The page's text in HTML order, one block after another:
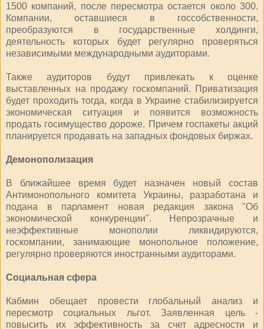
1500 компаний, после пересмотра остается около 300.
Компании, оставшиеся в госсобственности,
преобразуются в государственные холдинги,
деятельность которых будет регулярно проверяться
независимыми международными аудиторами.
Также аудиторов будут привлекать к оценке
выставленных на продажу госкомпаний. Приватизация
будет проходить тогда, когда в Украине стабилизируется
экономическая ситуация и появится возможность
продать госимущество дороже. Причем госпакеты акций
планируется продавать на западных фондовых биржах.
Демонополизация
В ближайшее время будет назначен новый состав
Антимонопольного комитета Украины, разработана и
подана в парламент новая редакция закона "Об
экономической конкуренции". Непрозрачные и
неэффективные монополии ликвидируются,
госкомпании, занимающие монопольное положение,
регулярно проверяются иностранными аудиторами.
Социальная сфера
Кабмин обещает провести глобальный анализ и
пересмотр социальных льгот. Заявленная цель -
повысить их эффективность за счет адресности и